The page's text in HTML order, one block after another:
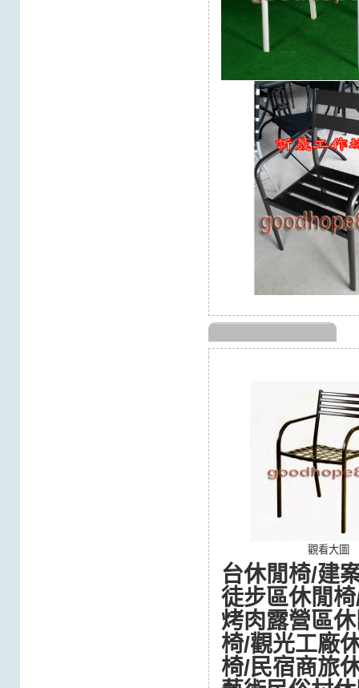
觀看大圖
台休閒椅/建
徒步區休閒
烤肉露營區
椅/觀光工廠
椅/民宿商旅